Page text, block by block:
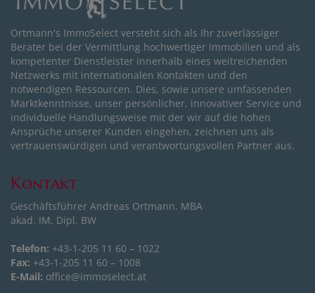
Ortmann's ImmoSelect versteht sich als Ihr zuverlässiger
Berater bei der Vermittlung hochwertiger Immobilien und als
kompetenter Dienstleister innerhalb eines weitreichenden
Netzwerks mit internationalen Kontakten und den
notwendigen Ressourcen. Dies, sowie unsere umfassenden
Marktkenntnisse, unser persönlicher, innovativer Service und
individuelle Handlungsweise mit der wir auf die hohen
Ansprüche unserer Kunden eingehen, zeichnen uns als
vertrauenswürdigen und verantwortungsvollen Partner aus.
Kontakt
Geschäftsführer Andreas Ortmann, MBA
akad. IM, Dipl. BW
Telefon: +43-1-205 11 60 – 1022
Fax: +43-1-205 11 60 – 1008
E-Mail: office@immoselect.at